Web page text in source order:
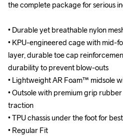
the complete package for serious
• Durable yet breathable nylon
• KPU-engineered cage with mid-
layer, durable toe cap
durability to prevent blow-outs
• Lightweight AR Foam™ midsole
• Outsole with premium grip
traction
• TPU chassis under the foot for
• Regular Fit
the complete package for serious
• Durable yet breathable nylon
• KPU-engineered cage with mid-
layer, durable toe cap
durability to prevent blow-outs
• Lightweight AR Foam™ midsole
• Outsole with premium grip
traction
• TPU chassis under the foot for
• Regular Fit